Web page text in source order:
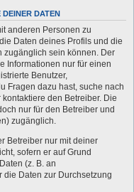
DATEN
anderen Personen zu
Daten deines Profils und die
zugänglich sein können. Der
Informationen nur für einen
Benutzer,
Fragen dazu hast, suche nach
den Betreiber. Die
nur für den Betreiber und
zugänglich.
Betreiber nur mit deiner
sofern er auf Grund
(z. B. an
die Daten zur Durchsetzung